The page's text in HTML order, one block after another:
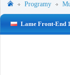
Programy
Lame Front-End